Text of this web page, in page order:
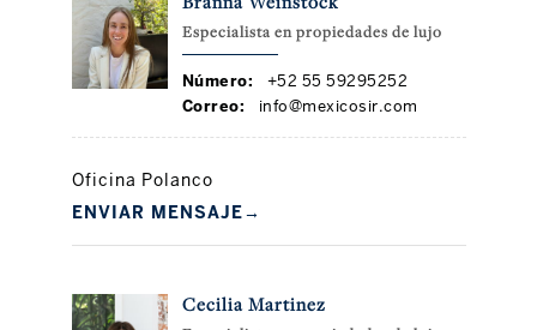
Especialista en propiedades de lujo
Número:
+52 55 59295252
Correo:
info@mexicosir.com
Oficina Polanco
ENVIAR MENSAJE→
Cecilia Martinez